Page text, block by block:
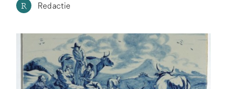
R Redactie